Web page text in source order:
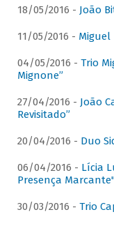
18/05/2016 - João
11/05/2016 - Miguel
04/05/2016 - Trio
Mignone”
27/04/2016 - João
Revisitado”
20/04/2016 - Duo
06/04/2016 - Lícia
Presença
30/03/2016 - Trio